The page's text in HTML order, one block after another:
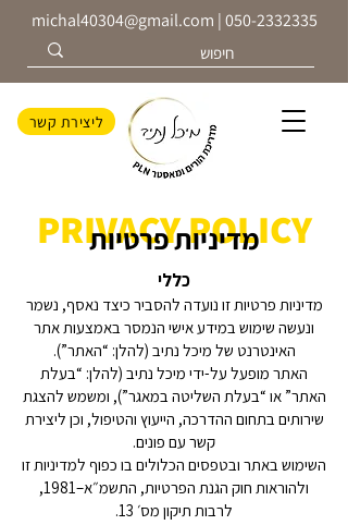
michal40304@gmail.com |050-2332335
ליצירת קשר
PRIVACY POLICY
מדיניות פרטיות
כללי
מדיניות פרטיות זו נועדה להסביר כיצד נאסף, נשמר
ונעשה שימוש במידע אישי הנמסר באמצעות אתר
האינטרנט של מיכל נתיב (להלן: “האתר”).
האתר מופעל על-ידי מיכל נתיב (להלן: “בעלת
האתר” או “בעלת השליטה במאגר”), ומשמש להצגת
שירותים בתחום ההדרכה, הייעוץ והטיפול, וכן ליצירת
קשר עם פונים.
השימוש באתר ובטפסים הכלולים בו כפוף למדיניות זו
ולהוראות חוק הגנת הפרטיות, התשמ״א–1981,
לרבות תיקון מס׳ 13.